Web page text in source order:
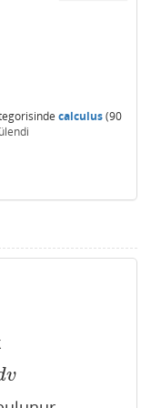
calculus(90
v